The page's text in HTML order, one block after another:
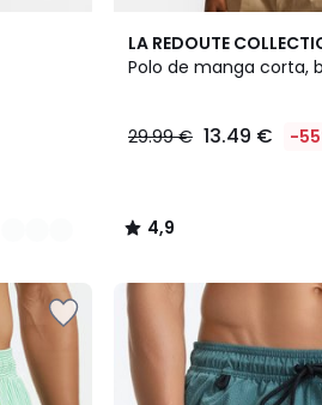
LA REDOUTE
Polo de manga corta,
29.99 € 13.49 € -
4,9
/ 5
3
Colores
4,9
/